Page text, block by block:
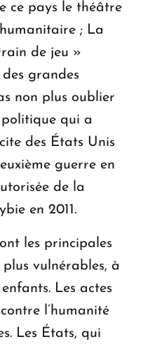
ce pays le théâtre
; La
de jeu »
grandes
non plus oublier
qui a
des États Unis
guerre en
de la
en 2011.
les principales
vulnérables, à
Les actes
l’humanité
Les États, qui